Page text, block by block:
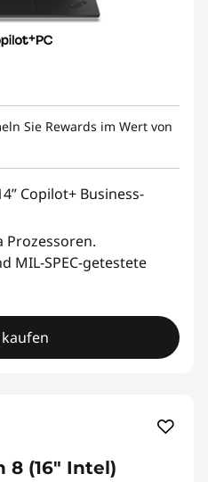
Sie Rewards im Wert von
Copilot+ Business-
Prozessoren.
MIL-SPEC-getestete
kaufen
8 (16" Intel)